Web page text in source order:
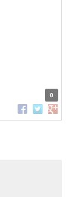
0
Udostępnij na